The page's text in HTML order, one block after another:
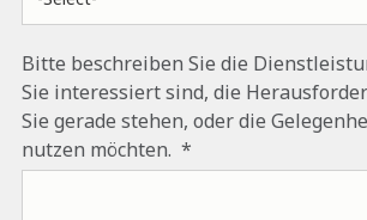
Bitte beschreiben Sie die
Sie interessiert sind, die
Sie gerade stehen, oder die
nutzen möchten.